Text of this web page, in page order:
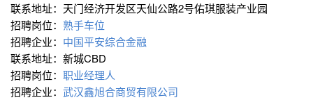
联系地址：天门经济开发区天仙公路2号佑琪服装产业园
招聘岗位： 熟手车位
招聘企业： 中国平安综合金融
联系地址：新城CBD
招聘岗位： 职业经理人
招聘企业： 武汉鑫旭合商贸有限公司